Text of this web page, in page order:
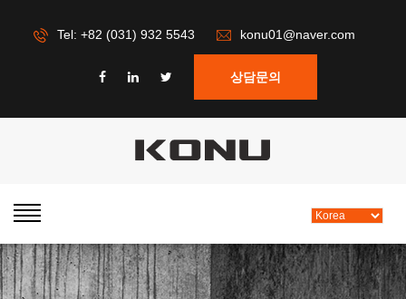
Tel: +82 (031) 932 5543 konu01@naver.com
상담문의